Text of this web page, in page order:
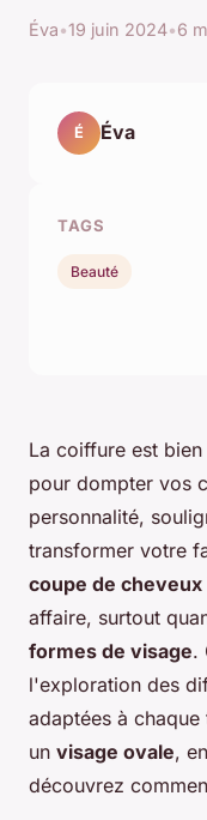
Éva•19 juin 2024•6
La coiffure est
pour dompter vos
personnalité,
transformer votre
coupe de cheveux
affaire, surtout
formes de visage.
l'exploration des
adaptées à
un visage ovale, en
découvrez
É Éva
TAGS
Beauté